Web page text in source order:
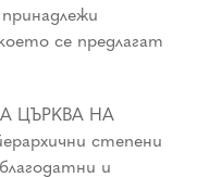
се предлагат
ЦЪРКВА НА
степени
и